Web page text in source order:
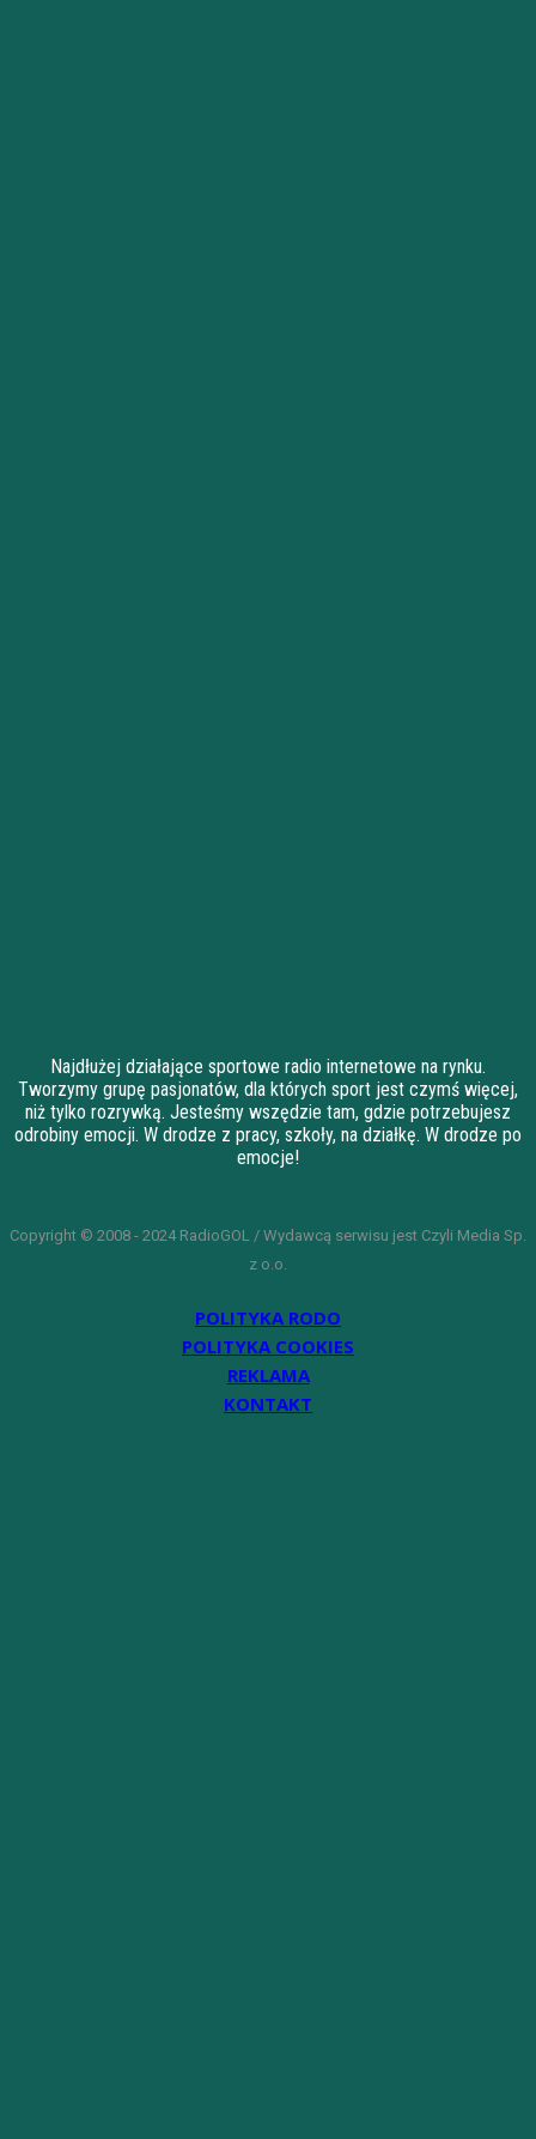
Najdłużej działające sportowe radio internetowe na rynku.
Tworzymy grupę pasjonatów, dla których sport jest czymś więcej,
niż tylko rozrywką. Jesteśmy wszędzie tam, gdzie potrzebujesz
odrobiny emocji. W drodze z pracy, szkoły, na działkę. W drodze po
emocje!
Copyright © 2008 - 2024 RadioGOL / Wydawcą serwisu jest Czyli Media Sp.
z o.o.
POLITYKA RODO
POLITYKA COOKIES
REKLAMA
KONTAKT